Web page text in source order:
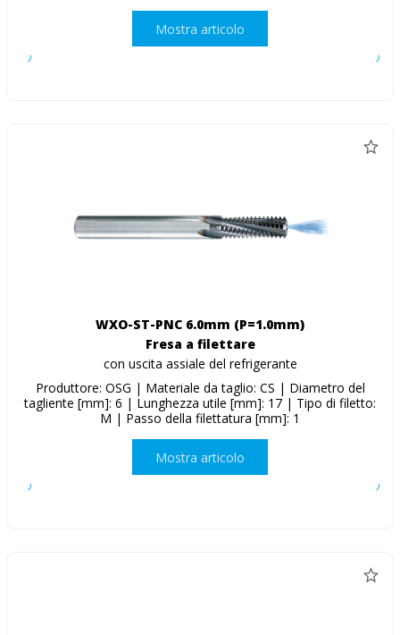
Mostra articolo
WXO-ST-PNC 6.0mm (P=1.0mm)
Fresa a filettare
con uscita assiale del refrigerante
Produttore: OSG | Materiale da taglio: CS | Diametro del
tagliente [mm]: 6 | Lunghezza utile [mm]: 17 | Tipo di filetto:
M | Passo della filettatura [mm]: 1
Mostra articolo